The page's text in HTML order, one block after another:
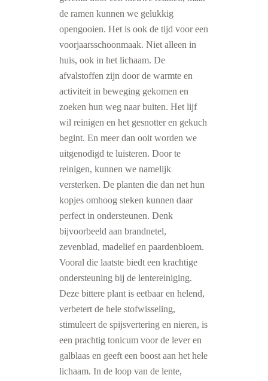
de ramen kunnen we gelukkig
opengooien. Het is ook de tijd voor een
voorjaarsschoonmaak. Niet alleen in
huis, ook in het lichaam. De
afvalstoffen zijn door de warmte en
activiteit in beweging gekomen en
zoeken hun weg naar buiten. Het lijf
wil reinigen en het gesnotter en gekuch
begint. En meer dan ooit worden we
uitgenodigd te luisteren. Door te
reinigen, kunnen we namelijk
versterken. De planten die dan net hun
kopjes omhoog steken kunnen daar
perfect in ondersteunen. Denk
bijvoorbeeld aan brandnetel,
zevenblad, madelief en paardenbloem.
Vooral die laatste biedt een krachtige
ondersteuning bij de lentereiniging.
Deze bittere plant is eetbaar en helend,
verbetert de hele stofwisseling,
stimuleert de spijsvertering en nieren, is
een prachtig tonicum voor de lever en
galblaas en geeft een boost aan het hele
lichaam. In de loop van de lente,